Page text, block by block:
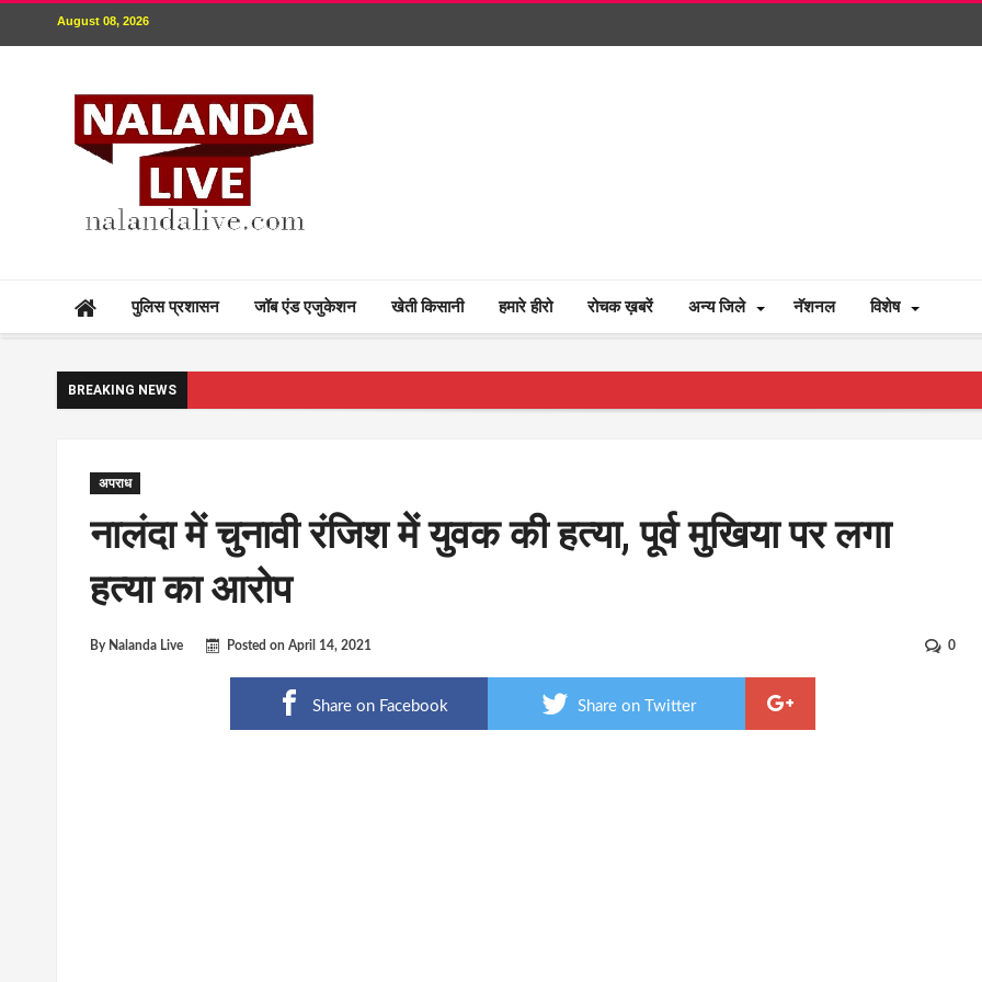
August 08, 2026
पुलिस प्रशासन जॉब एंड एजुकेशन खेती किसानी हमारे हीरो रोचक ख़बरें अन्य जिले नॅशनल विशेष
BREAKING NEWS
अपराध
नालंदा में चुनावी रंजिश में युवक की हत्या, पूर्व मुखिया पर लगा
हत्या का आरोप
By Nalanda Live Posted on April 14, 2021 0
Share on Facebook Share on Twitter